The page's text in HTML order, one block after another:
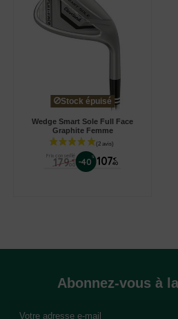
Stock épuisé
Wedge Smart Sole Full Face
Graphite Femme
Prix conseillé
179 €
00 -40% 107 €
40
Abonnez-vous à